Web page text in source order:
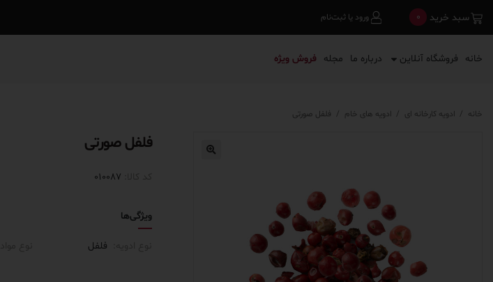
0 سبد خرید ورود یا ثبت‌نام
خانه فروشگاه آنلاین درباره ما مجله فروش ویژه
خانه / ادویه کارخانه ای / ادویه های خام / فلفل صورتی
فلفل صورتی
010087
ویژگی‌ها
فلفل